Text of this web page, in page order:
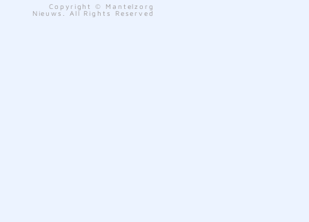
Copyright © Mantelzorg
Nieuws. All Rights Reserved